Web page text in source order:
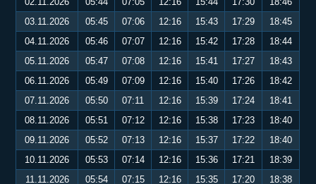
03.11.2026
05:45 07:06 12:16 15:43 17:29
18:45
04.11.2026
05:46 07:07 12:16 15:42 17:28
18:44
05.11.2026
05:47 07:08 12:16 15:41 17:27
18:43
06.11.2026
05:49 07:09 12:16 15:40 17:26
18:42
07.11.2026
05:50 07:11 12:16 15:39 17:24
18:41
08.11.2026
05:51 07:12 12:16 15:38 17:23
18:40
09.11.2026
05:52 07:13 12:16 15:37 17:22
18:40
10.11.2026
05:53 07:14 12:16 15:36 17:21
18:39
11.11.2026
05:54 07:15 12:16 15:35 17:20
18:38